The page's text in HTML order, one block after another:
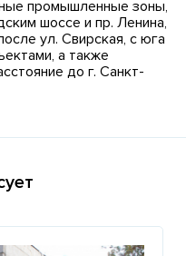
промышленные зоны,
шоссе и пр. Ленина,
ул. Свирская, с юга
а также
до г. Санкт-